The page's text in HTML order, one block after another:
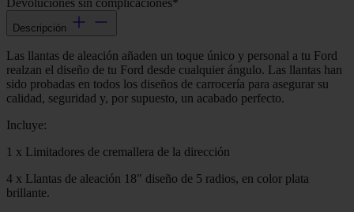
Devoluciones sin complicaciones*
Descripción
Las llantas de aleación añaden un toque único y personal a tu Ford
realzan el diseño de tu Ford desde cualquier ángulo. Las llantas han
sido probadas en todos los diseños de carrocería para asegurar su
calidad, seguridad y, por supuesto, un acabado perfecto.
Incluye:
1 x Limitadores de cremallera de la dirección
4 x Llantas de aleación 18" diseño de 5 radios, en color plata
brillante.